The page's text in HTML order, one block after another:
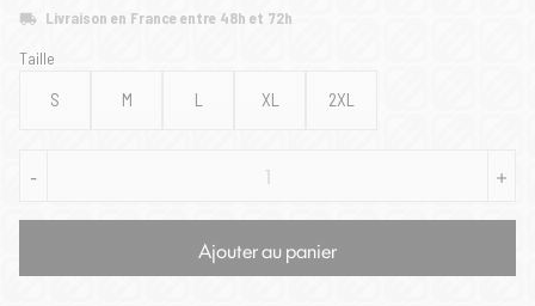
Livraison en France entre 48h et 72h
Taille
S M L XL 2XL
- +
Ajouter au panier